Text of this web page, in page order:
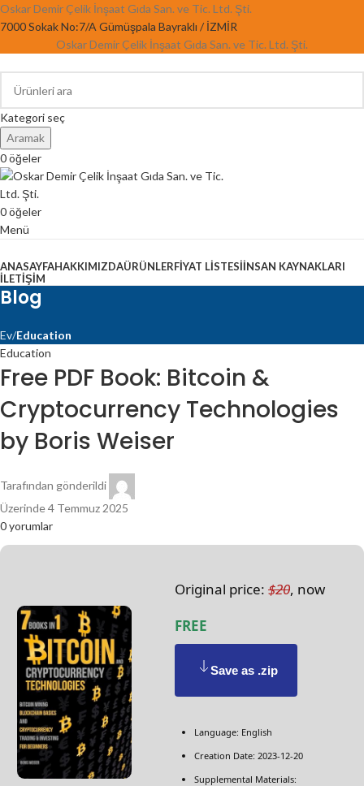
Oskar Demir Çelik İnşaat Gıda San. ve Tic. Ltd. Şti.
7000 Sokak No:7/A Gümüşpala Bayraklı / İZMİR
Oskar Demir Çelik İnşaat Gıda San. ve Tic. Ltd. Şti.
Kategori seç
Aramak
0öğeler
0öğeler
Menü
ANASAYFAHAKKIMIZDAÜRÜNLERFIYAT LISTESIİNSAN KAYNAKLARI
İLETIŞIM
Blog
Ev Education
Education
Free PDF Book: Bitcoin &
Cryptocurrency Technologies
by Boris Weiser
Tarafından gönderildi
Üzerinde 4 Temmuz 2025
0yorumlar
Original price: $20, now
FREE
Save as .zip
Language: English
Creation Date: 2023-12-20
Supplemental Materials: